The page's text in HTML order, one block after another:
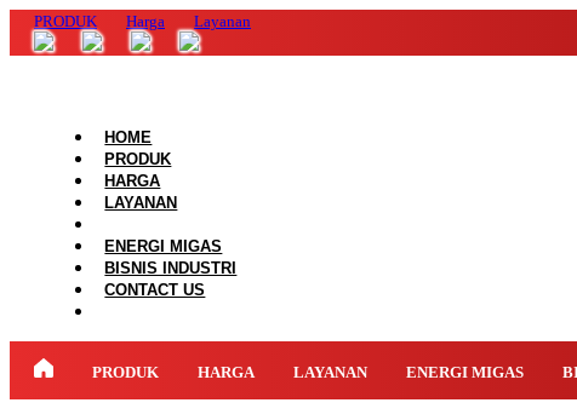
PRODUK Harga Layanan
HOME
PRODUK
HARGA
LAYANAN
ENERGI MIGAS
BISNIS INDUSTRI
CONTACT US
PRODUK HARGA LAYANAN ENERGI MIGAS